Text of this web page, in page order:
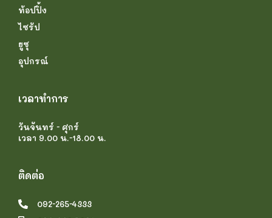
ท้อปปิ้ง
ไซรัป
ยูซุ
อุปกรณ์
เวลาทำการ
วันจันทร์ - ศุกร์
เวลา 9.00 น.-18.00 น.
ติดต่อ
092-265-4333